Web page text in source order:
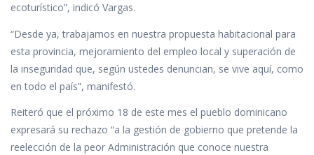
ecoturístico”, indicó Vargas.
“Desde ya, trabajamos en nuestra propuesta habitacional para
esta provincia, mejoramiento del empleo local y superación de
la inseguridad que, según ustedes denuncian, se vive aquí, como
en todo el país”, manifestó.
Reiteró que el próximo 18 de este mes el pueblo dominicano
expresará su rechazo “a la gestión de gobierno que pretende la
reelección de la peor Administración que conoce nuestra